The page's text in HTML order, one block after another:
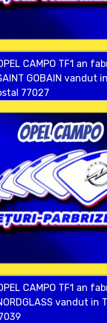
CAMPO TF1 an
GOBAIN vandut
77027
CAMPO TF1 an
vandut in